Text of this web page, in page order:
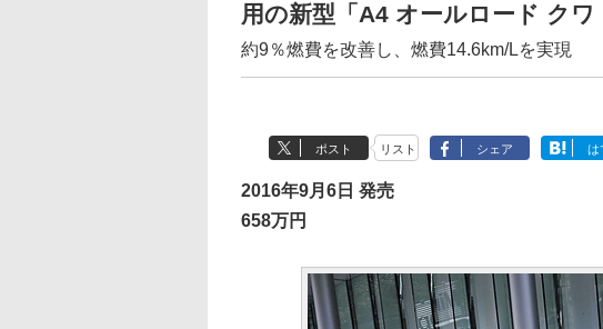
用の新型「A4 オールロード クワ
約9％燃費を改善し、燃費14.6km/Lを実現
ポスト リスト シェア は
2016年9月6日 発売
658万円